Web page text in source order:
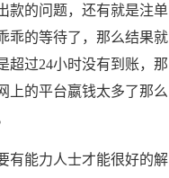
款的问题，还有就是注单
乖的等待了，那么结果就
超过24小时没有到账，那
上的平台嬴钱太多了那么
有能力人士才能很好的解